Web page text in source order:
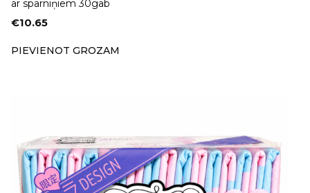
ar spārniņiem 30gab
€10.65
PIEVIENOT GROZAM